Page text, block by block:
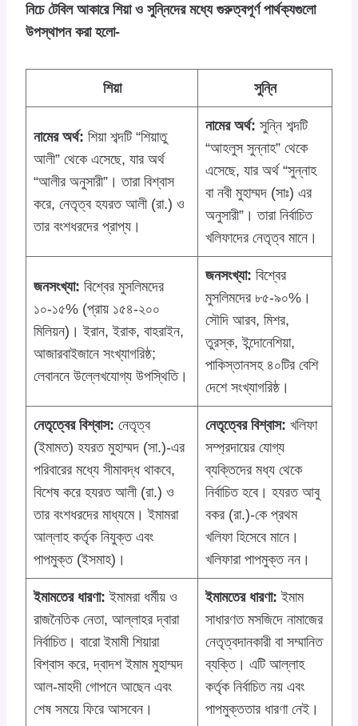
নিচে টেবিল আকারে শিয়া ও সুন্নিদের মধ্যে গুরুত্বপূর্ণ পার্থক্যগুলো
উপস্থাপন করা হলো-
শিয়া সুন্নি
নামের অর্থ: শিয়া শব্দটি “শিয়াতু
আলী” থেকে এসেছে, যার অর্থ
“আলীর অনুসারী”। তারা বিশ্বাস
করে, নেতৃত্ব হযরত আলী (রা.) ও
তার বংশধরদের প্রাপ্য।
নামের অর্থ: সুন্নি শব্দটি
“আহলুস সুন্নাহ” থেকে
এসেছে, যার অর্থ “সুন্নাহ
বা নবী মুহাম্মদ (সাঃ) এর
অনুসারী”। তারা নির্বাচিত
খলিফাদের নেতৃত্ব মানে।
জনসংখ্যা: বিশ্বের মুসলিমদের
১০-১৫% (প্রায় ১৫৪-২০০
মিলিয়ন)। ইরান, ইরাক, বাহরাইন,
আজারবাইজানে সংখ্যাগরিষ্ঠ;
লেবাননে উল্লেখযোগ্য উপস্থিতি।
জনসংখ্যা: বিশ্বের
মুসলিমদের ৮৫-৯০%।
সৌদি আরব, মিশর,
তুরস্ক, ইন্দোনেশিয়া,
পাকিস্তানসহ ৪০টির বেশি
দেশে সংখ্যাগরিষ্ঠ।
নেতৃত্বের বিশ্বাস: নেতৃত্ব
(ইমামত) হযরত মুহাম্মদ (সা.)-এর
পরিবারের মধ্যে সীমাবদ্ধ থাকবে,
বিশেষ করে হযরত আলী (রা.) ও
তার বংশধরদের মাধ্যমে। ইমামরা
আল্লাহ কর্তৃক নিযুক্ত এবং
পাপমুক্ত (ইসমাহ)।
নেতৃত্বের বিশ্বাস: খলিফা
সম্প্রদায়ের যোগ্য
ব্যক্তিদের মধ্য থেকে
নির্বাচিত হবে। হযরত আবু
বকর (রা.)-কে প্রথম
খলিফা হিসেবে মানে।
খলিফারা পাপমুক্ত নন।
ইমামতের ধারণা: ইমামরা ধর্মীয় ও
রাজনৈতিক নেতা, আল্লাহর দ্বারা
নির্বাচিত। বারো ইমামী শিয়ারা
বিশ্বাস করে, দ্বাদশ ইমাম মুহাম্মদ
আল-মাহদী গোপনে আছেন এবং
শেষ সময়ে ফিরে আসবেন।
ইমামতের ধারণা: ইমাম
সাধারণত মসজিদে নামাজের
নেতৃত্বদানকারী বা সম্মানিত
ব্যক্তি। এটি আল্লাহ
কর্তৃক নির্বাচিত নয় এবং
পাপমুক্ততার ধারণা নেই।